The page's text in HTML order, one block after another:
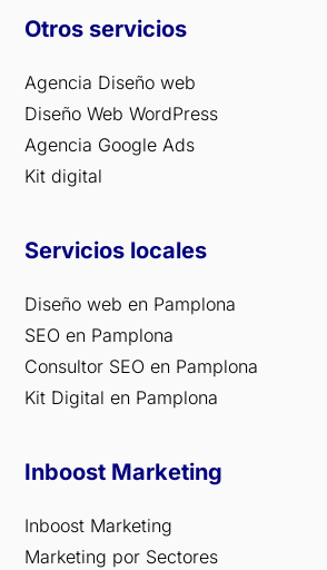
Otros servicios
Agencia Diseño web
Diseño Web WordPress
Agencia Google Ads
Kit digital
Servicios locales
Diseño web en Pamplona
SEO en Pamplona
Consultor SEO en Pamplona
Kit Digital en Pamplona
Inboost Marketing
Inboost Marketing
Marketing por Sectores